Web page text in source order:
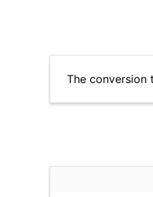
The conversion